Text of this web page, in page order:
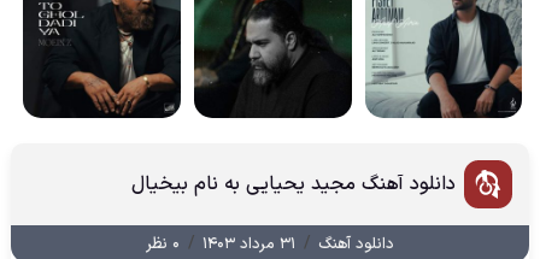
دانلود آهنگ مجید یحیایی به نام بیخیال
دانلود آهنگ / ۳۱ مرداد ۱۴۰۳ / ۰ نظر